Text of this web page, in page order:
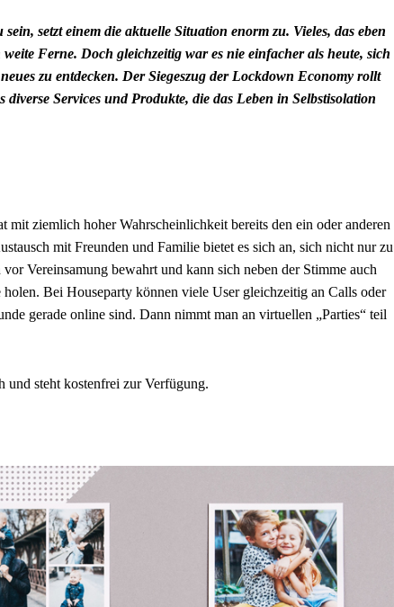
setzt einem die aktuelle Situation enorm zu. Vieles, das eben
Ferne. Doch gleichzeitig war es nie einfacher als heute, sich
zu entdecken. Der Siegeszug der Lockdown Economy rollt
Services und Produkte, die das Leben in Selbstisolation
ziemlich hoher Wahrscheinlichkeit bereits den ein oder anderen
mit Freunden und Familie bietet es sich an, sich nicht nur zu
Vereinsamung bewahrt und kann sich neben der Stimme auch
Bei Houseparty können viele User gleichzeitig an Calls oder
gerade online sind. Dann nimmt man an virtuellen „Parties“ teil
steht kostenfrei zur Verfügung.